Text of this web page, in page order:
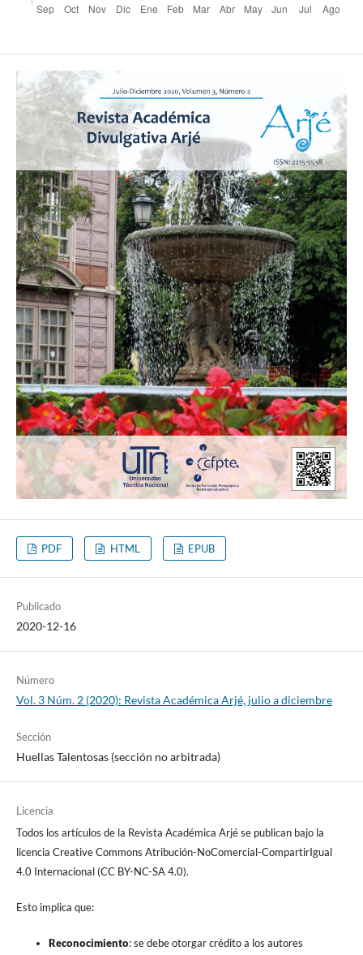
PDF HTML EPUB
Publicado
2020-12-16
Número
Vol. 3 Núm. 2 (2020): Revista Académica Arjé, julio a diciembre
Sección
Huellas Talentosas (sección no arbitrada)
Licencia
Todos los artículos de la Revista Académica Arjé se publican bajo la
licencia Creative Commons Atribución-NoComercial-CompartirIgual
4.0 Internacional (CC BY-NC-SA 4.0).
Esto implica que:
Reconocimiento: se debe otorgar crédito a los autores